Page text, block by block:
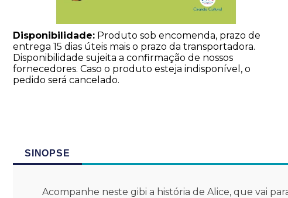
Disponibilidade: Produto sob encomenda, prazo de
entrega 15 dias úteis mais o prazo da transportadora.
Disponibilidade sujeita a confirmação de nossos
fornecedores. Caso o produto esteja indisponível, o
pedido será cancelado.
SINOPSE
Acompanhe neste gibi a história de Alice, que vai